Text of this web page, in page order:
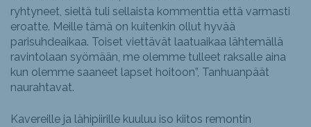
ryhtyneet, sieltä tuli sellaista kommenttia että varmasti
eroatte. Meille tämä on kuitenkin ollut hyvää
parisuhdeaikaa. Toiset viettävät laatuaikaa lähtemällä
ravintolaan syömään, me olemme tulleet raksalle aina
kun olemme saaneet lapset hoitoon”, Tanhuanpäät
naurahtavat.
Kavereille ja lähipiirille kuuluu iso kiitos remontin